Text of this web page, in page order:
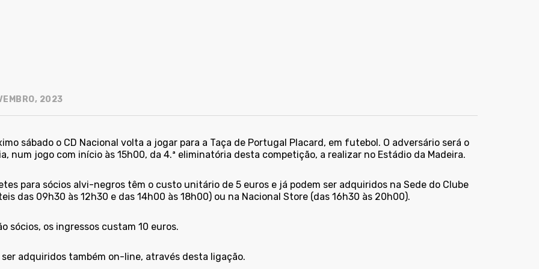
2023
sábado o CD Nacional volta a jogar para a Taça de Portugal Placard, em futebol. O adversário será o
num jogo com início às 15h00, da 4.ª eliminatória desta competição, a realizar no Estádio da Madeira.
para sócios alvi-negros têm o custo unitário de 5 euros e já podem ser adquiridos na Sede do Clube
das 09h30 às 12h30 e das 14h00 às 18h00) ou na Nacional Store (das 16h30 às 20h00).
sócios, os ingressos custam 10 euros.
ser adquiridos também on-line, através desta ligação.